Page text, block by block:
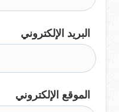
البريد الإلكتروني
الموقع الإلكتروني